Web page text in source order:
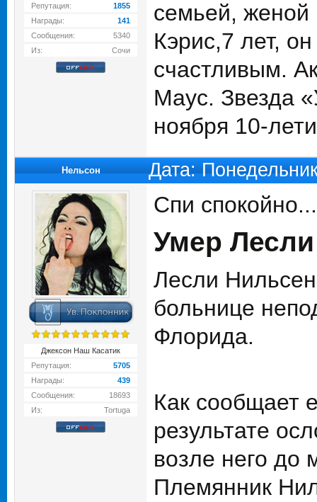
Репутация:
1855
Награды:
141
Сообщения:
5340
Из:
Сочи
семьей, женой
Кэрис,7 лет,
счастливым.
Маус. Звезда
ноября 10-
Нельсон Дата:
Джексон Наш Касатик
Репутация:
5705
Награды:
439
Сообщения:
18693
Из:
Tortuga
Спи
Умер
Лесли
больнице
Флорида.
Как сообщает
результате
возле него до
Племянник